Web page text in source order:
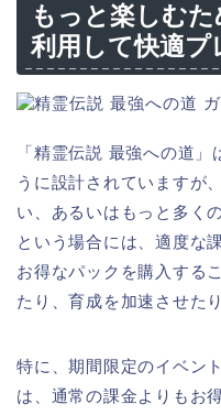
もっと楽しむた
利用して快適プ
「精霊伝説 最強への道
うに設計されていますが
い、あるいはもっと多く
という場合には、適度な
お得なパックを購入する
たり、育成を加速させた
特に、期間限定のイベン
は、通常の課金よりもお